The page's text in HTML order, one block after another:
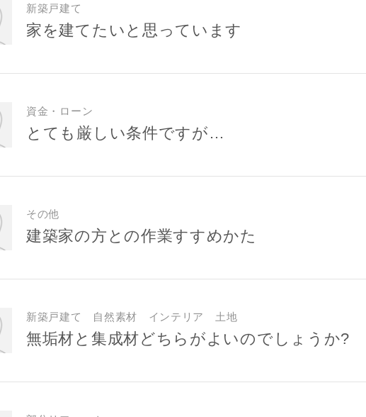
新築戸建て
家を建てたいと思っています
資金・ローン
とても厳しい条件ですが…
その他
建築家の方との作業すすめかた
新築戸建て 自然素材 インテリア 土地
無垢材と集成材どちらがよいのでしょうか?